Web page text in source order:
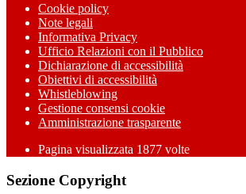
Cookie policy
Note legali
Informativa Privacy
Ufficio Relazioni con il Pubblico
Dichiarazione di accessibilità
Obiettivi di accessibilità
Whistleblowing
Gestione consensi cookie
Amministrazione trasparente
Pagina visualizzata 1877 volte
Sezione Copyright